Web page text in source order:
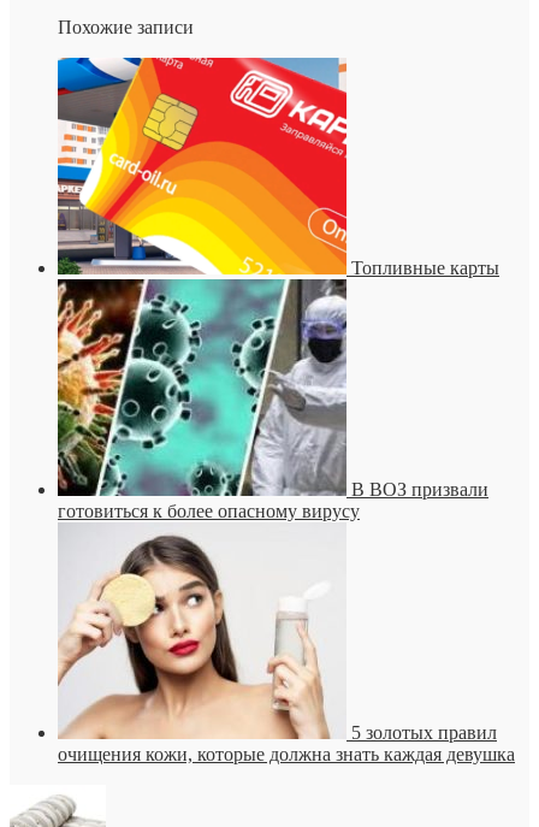
Похожие записи
Топливные карты
В ВОЗ призвали
готовиться к более опасному вирусу
5 золотых правил
очищения кожи, которые должна знать каждая девушка